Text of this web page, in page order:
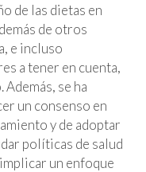
de las dietas en
de otros
e incluso
a tener en cuenta,
se ha
un consenso en
y de adoptar
políticas de salud
un enfoque